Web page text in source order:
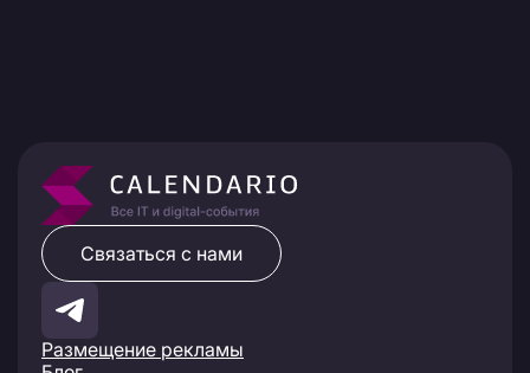
Размещение рекламы
Связаться с нами